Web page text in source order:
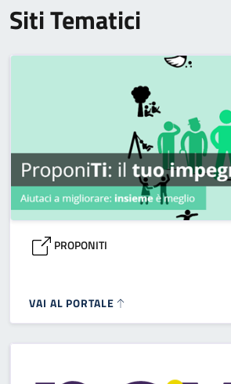
Siti Tematici
PROPONITI
VAI AL PORTALE